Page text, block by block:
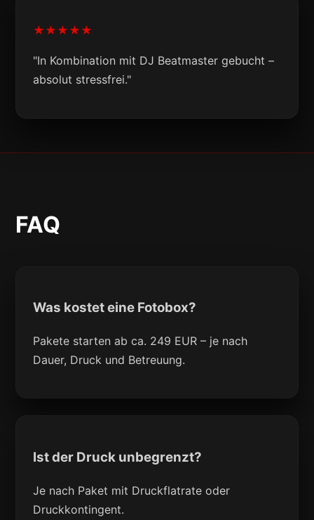
★★★★★
"In Kombination mit DJ Beatmaster gebucht –
absolut stressfrei."
FAQ
Was kostet eine Fotobox?
Pakete starten ab ca. 249 EUR – je nach
Dauer, Druck und Betreuung.
Ist der Druck unbegrenzt?
Je nach Paket mit Druckflatrate oder
Druckkontingent.